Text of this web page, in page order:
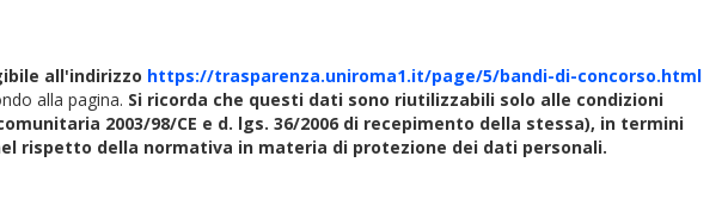
all'indirizzo https://trasparenza.uniroma1.it/page/5/bandi-di-concorso.html
alla pagina. Si ricorda che questi dati sono riutilizzabili solo alle condizioni
2003/98/CE e d. lgs. 36/2006 di recepimento della stessa), in termini
rispetto della normativa in materia di protezione dei dati personali.